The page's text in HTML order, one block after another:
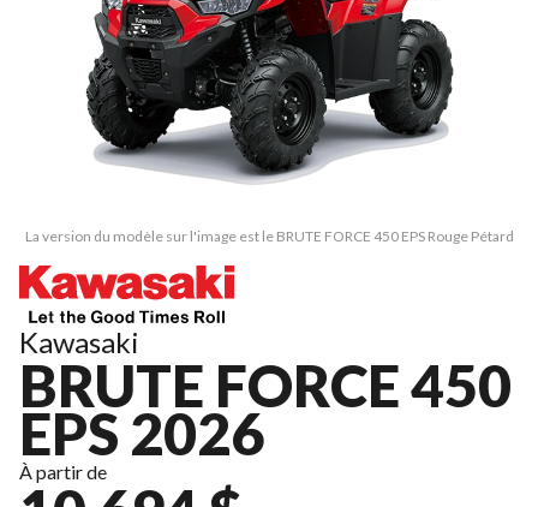
La version du modèle sur l'image est le BRUTE FORCE 450 EPS Rouge Pétard
Kawasaki
BRUTE FORCE 450
EPS 2026
À partir de